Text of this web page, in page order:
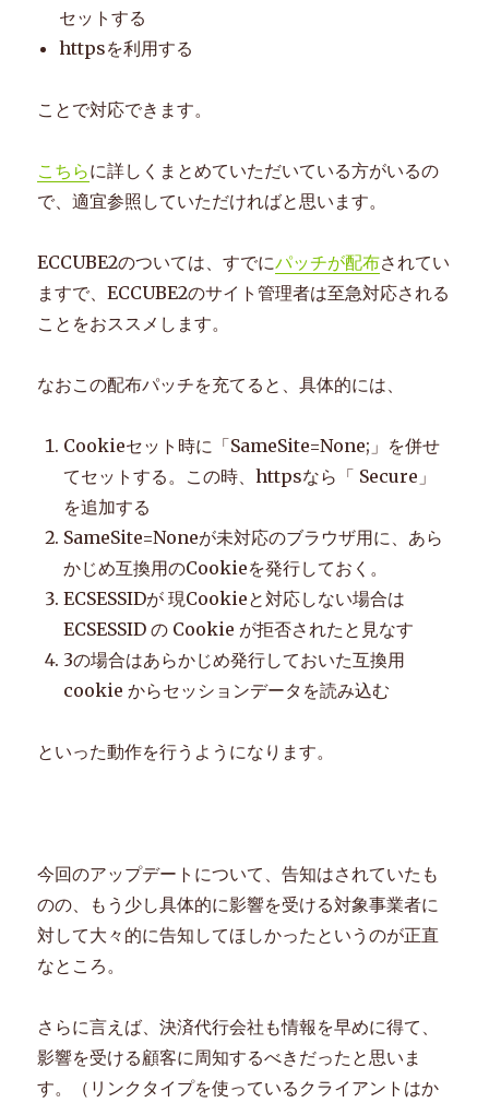
セットする
httpsを利用する
ことで対応できます。
こちらに詳しくまとめていただいている方がいるの
で、適宜参照していただければと思います。
ECCUBE2のついては、すでにパッチが配布されてい
ますで、ECCUBE2のサイト管理者は至急対応される
ことをおススメします。
なおこの配布パッチを充てると、具体的には、
Cookieセット時に「SameSite=None;」を併せ
てセットする。この時、httpsなら「 Secure」
を追加する
SameSite=Noneが未対応のブラウザ用に、あら
かじめ互換用のCookieを発行しておく。
ECSESSIDが 現Cookieと対応しない場合は
ECSESSID の Cookie が拒否されたと見なす
3の場合はあらかじめ発行しておいた互換用
cookie からセッションデータを読み込む
といった動作を行うようになります。
今回のアップデートについて、告知はされていたも
のの、もう少し具体的に影響を受ける対象事業者に
対して大々的に告知してほしかったというのが正直
なところ。
さらに言えば、決済代行会社も情報を早めに得て、
影響を受ける顧客に周知するべきだったと思いま
す。（リンクタイプを使っているクライアントはか